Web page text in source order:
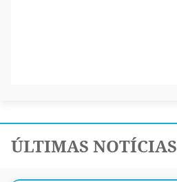
ÚLTIMAS NOTÍCIAS